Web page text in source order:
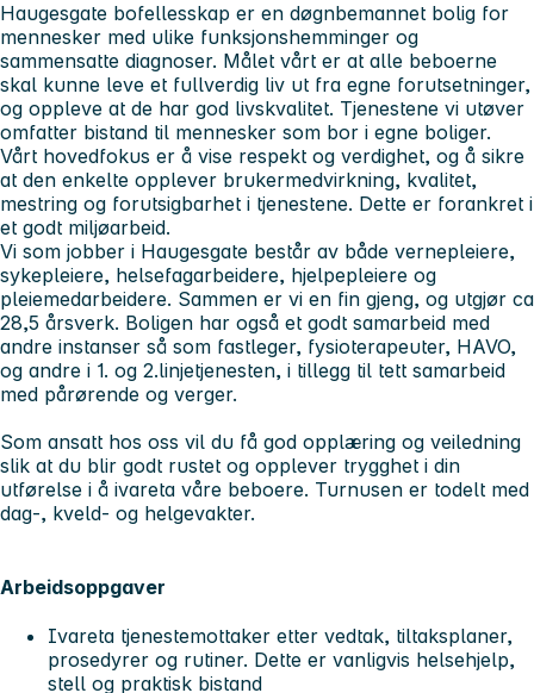
Haugesgate bofellesskap er en døgnbemannet bolig for
mennesker med ulike funksjonshemminger og
sammensatte diagnoser. Målet vårt er at alle beboerne
skal kunne leve et fullverdig liv ut fra egne forutsetninger,
og oppleve at de har god livskvalitet. Tjenestene vi utøver
omfatter bistand til mennesker som bor i egne boliger.
Vårt hovedfokus er å vise respekt og verdighet, og å sikre
at den enkelte opplever brukermedvirkning, kvalitet,
mestring og forutsigbarhet i tjenestene. Dette er forankret i
et godt miljøarbeid.
Vi som jobber i Haugesgate består av både vernepleiere,
sykepleiere, helsefagarbeidere, hjelpepleiere og
pleiemedarbeidere. Sammen er vi en fin gjeng, og utgjør ca
28,5 årsverk. Boligen har også et godt samarbeid med
andre instanser så som fastleger, fysioterapeuter, HAVO,
og andre i 1. og 2.linjetjenesten, i tillegg til tett samarbeid
med pårørende og verger.
Som ansatt hos oss vil du få god opplæring og veiledning
slik at du blir godt rustet og opplever trygghet i din
utførelse i å ivareta våre beboere. Turnusen er todelt med
dag-, kveld- og helgevakter.
Arbeidsoppgaver
Ivareta tjenestemottaker etter vedtak, tiltaksplaner,
prosedyrer og rutiner. Dette er vanligvis helsehjelp,
stell og praktisk bistand